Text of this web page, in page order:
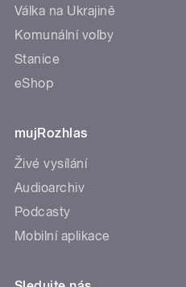
Válka na Ukrajině
Komunální volby
Stanice
eShop
mujRozhlas
Živé vysílání
Audioarchiv
Podcasty
Mobilní aplikace